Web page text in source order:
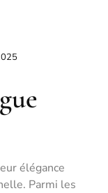
élégance
Parmi les